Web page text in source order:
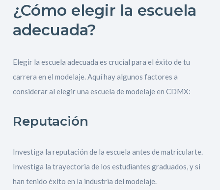
¿Cómo elegir la escuela
adecuada?
Elegir la escuela adecuada es crucial para el éxito de tu
carrera en el modelaje. Aquí hay algunos factores a
considerar al elegir una escuela de modelaje en CDMX:
Reputación
Investiga la reputación de la escuela antes de matricularte.
Investiga la trayectoria de los estudiantes graduados, y si
han tenido éxito en la industria del modelaje.